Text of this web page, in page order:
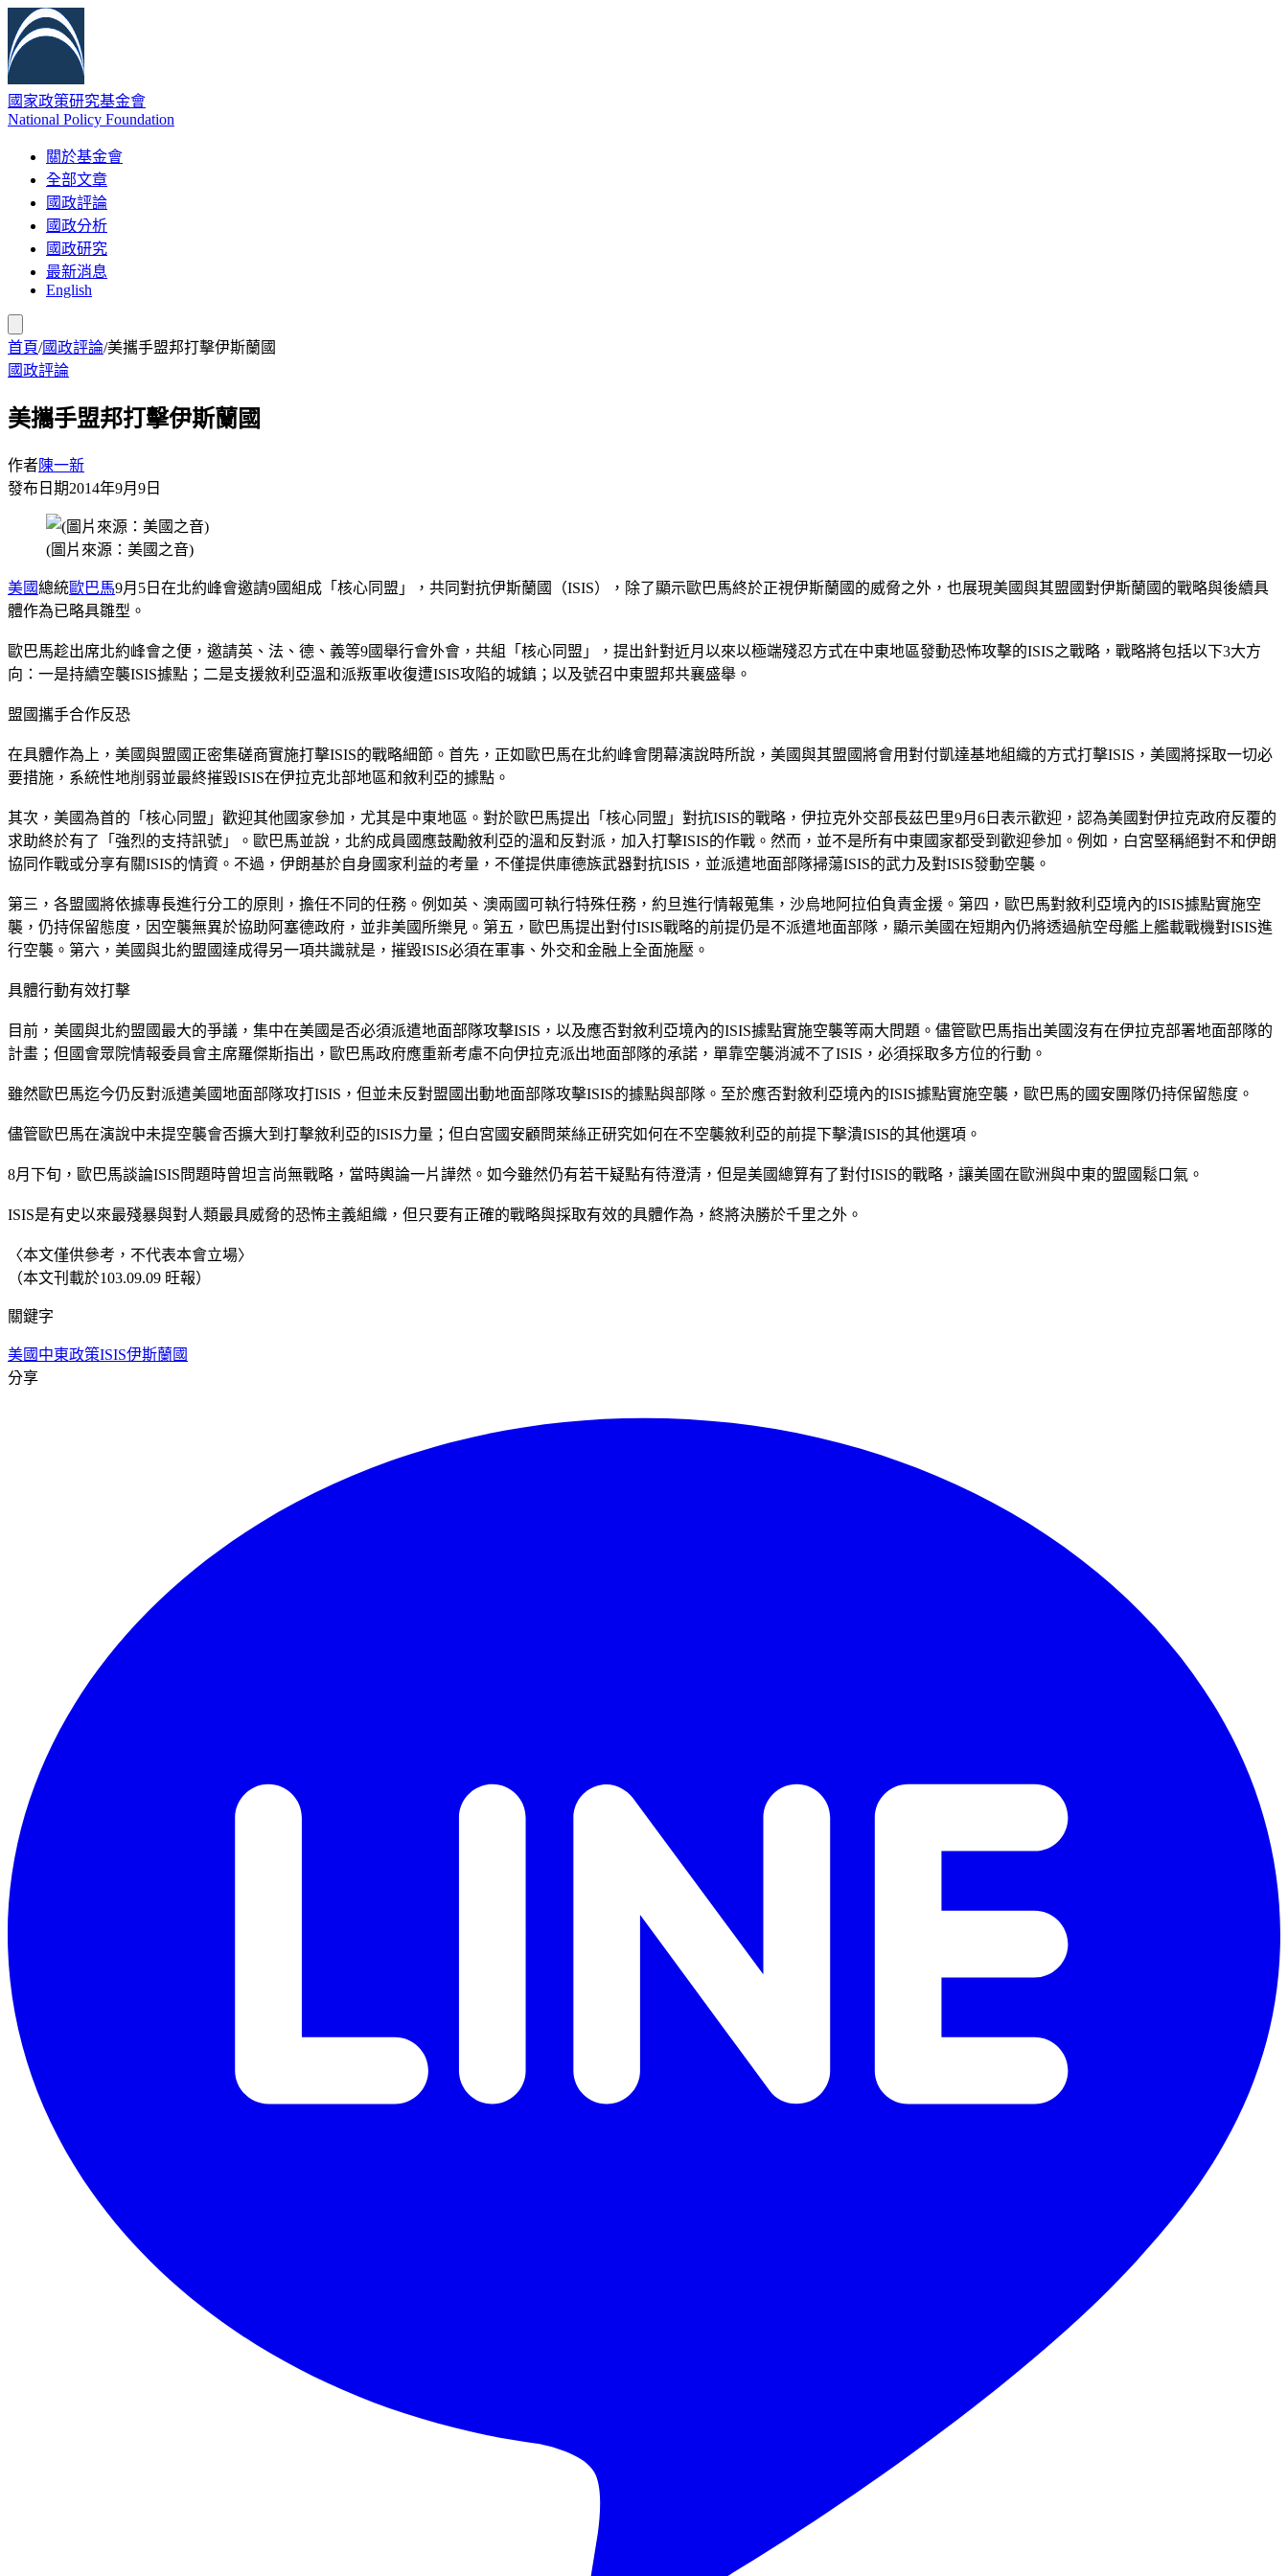
國家政策研究基金會
National Policy Foundation
關於基金會
全部文章
國政評論
國政分析
國政研究
最新消息
English
首頁/國政評論/美攜手盟邦打擊伊斯蘭國
國政評論
美攜手盟邦打擊伊斯蘭國
作者陳一新
發布日期2014年9月9日
(圖片來源：美國之音)
美國總統歐巴馬9月5日在北約峰會邀請9國組成「核心同盟」，共同對抗伊斯蘭國（ISIS），除了顯示歐巴馬終於正視伊斯蘭國的威脅之外，也展現美國與其盟國對伊斯蘭國的戰略與後續具
體作為已略具雛型。
歐巴馬趁出席北約峰會之便，邀請英、法、德、義等9國舉行會外會，共組「核心同盟」，提出針對近月以來以極端殘忍方式在中東地區發動恐怖攻擊的ISIS之戰略，戰略將包括以下3大方
向：一是持續空襲ISIS據點；二是支援敘利亞溫和派叛軍收復遭ISIS攻陷的城鎮；以及號召中東盟邦共襄盛舉。
盟國攜手合作反恐
在具體作為上，美國與盟國正密集磋商實施打擊ISIS的戰略細節。首先，正如歐巴馬在北約峰會閉幕演說時所說，美國與其盟國將會用對付凱達基地組織的方式打擊ISIS，美國將採取一切必
要措施，系統性地削弱並最終摧毀ISIS在伊拉克北部地區和敘利亞的據點。
其次，美國為首的「核心同盟」歡迎其他國家參加，尤其是中東地區。對於歐巴馬提出「核心同盟」對抗ISIS的戰略，伊拉克外交部長茲巴里9月6日表示歡迎，認為美國對伊拉克政府反覆的
求助終於有了「強烈的支持訊號」。歐巴馬並說，北約成員國應鼓勵敘利亞的溫和反對派，加入打擊ISIS的作戰。然而，並不是所有中東國家都受到歡迎參加。例如，白宮堅稱絕對不和伊朗
協同作戰或分享有關ISIS的情資。不過，伊朗基於自身國家利益的考量，不僅提供庫德族武器對抗ISIS，並派遣地面部隊掃蕩ISIS的武力及對ISIS發動空襲。
第三，各盟國將依據專長進行分工的原則，擔任不同的任務。例如英、澳兩國可執行特殊任務，約旦進行情報蒐集，沙烏地阿拉伯負責金援。第四，歐巴馬對敘利亞境內的ISIS據點實施空
襲，仍持保留態度，因空襲無異於協助阿塞德政府，並非美國所樂見。第五，歐巴馬提出對付ISIS戰略的前提仍是不派遣地面部隊，顯示美國在短期內仍將透過航空母艦上艦載戰機對ISIS進
行空襲。第六，美國與北約盟國達成得另一項共識就是，摧毀ISIS必須在軍事、外交和金融上全面施壓。
具體行動有效打擊
目前，美國與北約盟國最大的爭議，集中在美國是否必須派遣地面部隊攻擊ISIS，以及應否對敘利亞境內的ISIS據點實施空襲等兩大問題。儘管歐巴馬指出美國沒有在伊拉克部署地面部隊的
計畫；但國會眾院情報委員會主席羅傑斯指出，歐巴馬政府應重新考慮不向伊拉克派出地面部隊的承諾，單靠空襲消滅不了ISIS，必須採取多方位的行動。
雖然歐巴馬迄今仍反對派遣美國地面部隊攻打ISIS，但並未反對盟國出動地面部隊攻擊ISIS的據點與部隊。至於應否對敘利亞境內的ISIS據點實施空襲，歐巴馬的國安團隊仍持保留態度。
儘管歐巴馬在演說中未提空襲會否擴大到打擊敘利亞的ISIS力量；但白宮國安顧問萊絲正研究如何在不空襲敘利亞的前提下擊潰ISIS的其他選項。
8月下旬，歐巴馬談論ISIS問題時曾坦言尚無戰略，當時輿論一片譁然。如今雖然仍有若干疑點有待澄清，但是美國總算有了對付ISIS的戰略，讓美國在歐洲與中東的盟國鬆口氣。
ISIS是有史以來最殘暴與對人類最具威脅的恐怖主義組織，但只要有正確的戰略與採取有效的具體作為，終將決勝於千里之外。
〈本文僅供參考，不代表本會立場〉
（本文刊載於103.09.09 旺報）
關鍵字
美國中東政策ISIS伊斯蘭國
分享